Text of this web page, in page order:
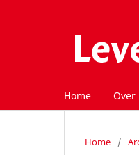
Home Over
Home /